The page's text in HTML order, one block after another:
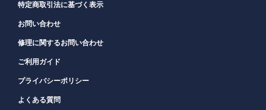
特定商取引法に基づく表示
お問い合わせ
修理に関するお問い合わせ
ご利用ガイド
プライバシーポリシー
よくある質問